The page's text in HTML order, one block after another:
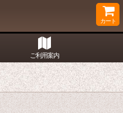
カート
ご利用案内